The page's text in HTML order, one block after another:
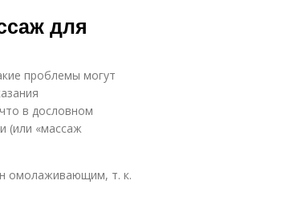
для
проблемы могут
в дословном
(или «массаж
омолаживающим, т. к.